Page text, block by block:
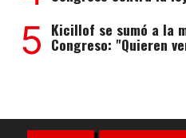
5 Kicillof se sumó a la
Congreso: "Quieren